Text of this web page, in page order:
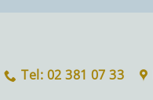
Tel: 02 381 07 33